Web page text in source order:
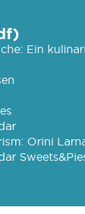
Ein
Orini